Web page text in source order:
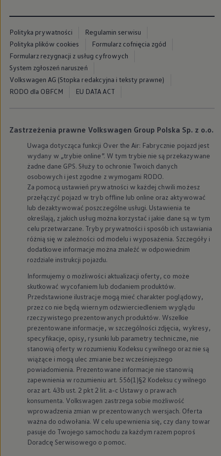
Pakiet przeglądów dla Twojego Volkswagena
Ubezpieczenie opon
Akcesoria
Sklep online akcesoriów
Koła zimowe
Personalizacja
Urządzenia ładujące
Ochrona i pielęgnacja
Akcesoria do poszczególnych modeli
Aktualizacje oprogramowania, map i radia
Aplikacje Volkswagen, logowanie i sklep
Znajdź usługi dla swojego modelu
Połączenie telefonu komórkowego z pojazdem
We Charge
Strefa kierowcy
Elektroniczna Instrukcja Obsługi
Informacje dla klientów
Informator o pojeździe
Gwarancje
Lampki ostrzegawcze i sygnalizacyjne
Starsze modele i generacje – archiwum oraz
Certyfikaty
Wszystkie usługi
Oferty serwisowe
Dla przyszłych użytkowników Volkswagena
Dla obecnych użytkowników Volkswagena
Sezonowe usługi serwisowe
Korzyści autoryzowanego serwisowania
Informacje dla warsztatów
Świat Volkswagena
Volkswagen Magazine
Lifestyle
Eksploatacja
Samochody hybrydowe
SUV-y
Elektromobilność
Rozwój
Technologia
Nowy samochód krok po kroku – poradnik
Samochody ekonomiczne i ekologiczne
Technologie i bezpieczeństwo
Odwiedź Volkswagen Home
Warto wybrać Volkswagena
Infolinia Volkswagen
Podcast Elektrycznie Tematyczni
Polityka prywatności
Regulamin serwisu
Polityka plików cookies
Formularz cofnięcia zgód
Formularz rezygnacji z usług cyfrowych
System zgłoszeń naruszeń
Volkswagen AG (Stopka redakcyjna i teksty prawne)
RODO dla OBFCM
EU DATA ACT
Zastrzeżenia prawne Volkswagen Group Polska Sp. z o.o.
Uwaga dotycząca funkcji Over the Air: Fabrycznie pojazd jest
wydany w „trybie online”. W tym trybie nie są przekazywane
żadne dane GPS. Służy to ochronie Twoich danych
osobowych i jest zgodne z wymogami RODO.
Za pomocą ustawień prywatności w każdej chwili możesz
przełączyć pojazd w tryb offline lub online oraz aktywować
lub dezaktywować poszczególne usługi. Ustawienia te
określają, z jakich usług można korzystać i jakie dane są w tym
celu przetwarzane. Tryby prywatności i sposób ich ustawiania
różnią się w zależności od modelu i wyposażenia. Szczegóły i
dodatkowe informacje można znaleźć w odpowiednim
rozdziale instrukcji pojazdu.
Informujemy o możliwości aktualizacji oferty, co może
skutkować wycofaniem lub dodaniem produktów.
Przedstawione ilustracje mogą mieć charakter poglądowy,
przez co nie będą wiernym odzwierciedleniem wyglądu
rzeczywistego prezentowanych produktów. Wszelkie
prezentowane informacje, w szczególności zdjęcia, wykresy,
specyfikacje, opisy, rysunki lub parametry techniczne, nie
stanowią oferty w rozumieniu Kodeksu cywilnego oraz nie są
wiążące i mogą ulec zmianie bez wcześniejszego
powiadomienia. Prezentowane informacje nie stanowią
zapewnienia w rozumieniu art. 556(1)§2 Kodeksu cywilnego
oraz art. 43b ust. 2 pkt 2 lit. a-c Ustawy o prawach
konsumenta. Volkswagen zastrzega sobie możliwość
wprowadzenia zmian w prezentowanych wersjach. Oferta
ważna do odwołania. W celu upewnienia się, czy dany towar
pasuje do Twojego samochodu za każdym razem poproś
Doradcę Serwisowego o pomoc.